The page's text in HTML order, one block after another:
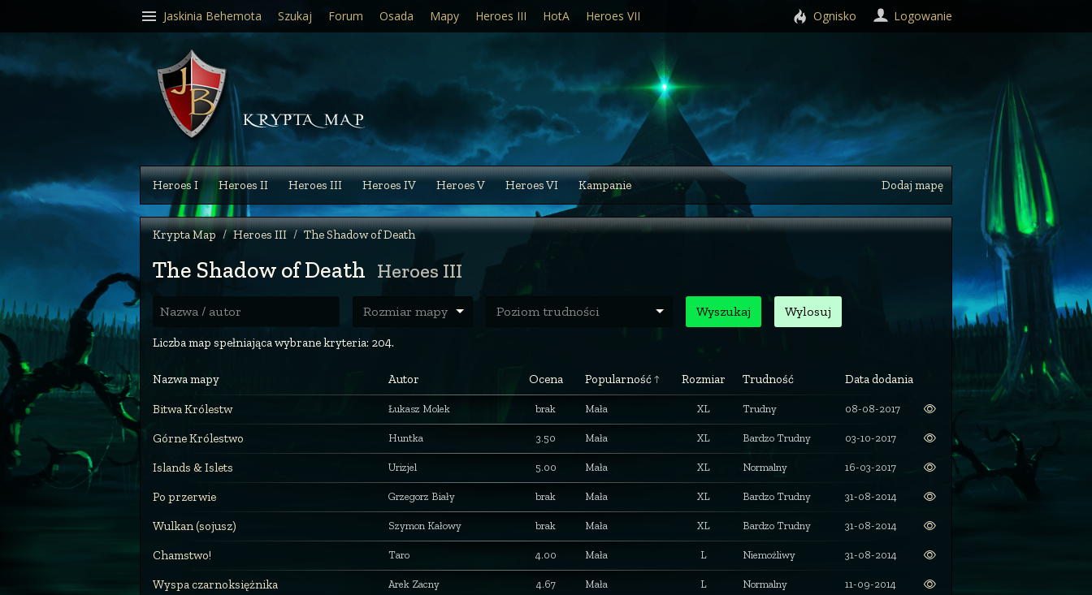
Heroes I Heroes II Heroes III Heroes IV Heroes V Heroes VI Kampanie Dodaj mapę
Krypta Map Heroes III The Shadow of Death
The Shadow of Death Heroes III
Nazwa / autor Rozmiar mapy Poziom trudności Wyszukaj Wylosuj
Liczba map spełniająca wybrane kryteria: 204.
Nazwa mapy Autor Ocena Popularność Rozmiar Trudność Data dodania
Bitwa Królestw Łukasz Molek brak Mała XL Trudny 08-08-2017
Górne Królestwo Huntka 3.50 Mała XL Bardzo Trudny 03-10-2017
Islands & Islets Urizjel 5.00 Mała XL Normalny 16-03-2017
Po przerwie Grzegorz Biały brak Mała XL Bardzo Trudny 31-08-2014
Wulkan (sojusz) Szymon Kałowy brak Mała XL Bardzo Trudny 31-08-2014
Chamstwo! Taro 4.00 Mała L Niemożliwy 31-08-2014
Wyspa czarnoksiężnika Arek Zacny 4.67 Mała L Normalny 11-09-2014
Jaskinia Behemota Szukaj Forum Osada Mapy Heroes III HotA Heroes VII Ognisko Logowanie